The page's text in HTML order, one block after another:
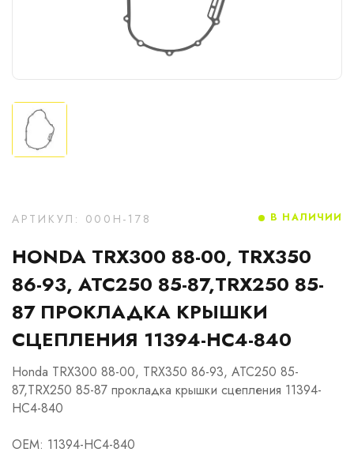
АРТИКУЛ: 000H-178
HONDA TRX300 88-00, TRX350
86-93, ATC250 85-87,TRX250 85-
87 ПРОКЛАДКА КРЫШКИ
СЦЕПЛЕНИЯ 11394-HC4-840
Honda TRX300 88-00, TRX350 86-93, ATC250 85-
87,TRX250 85-87 прокладка крышки сцепления 11394-
HC4-840
OEM: 11394-HC4-840
В НАЛИЧИИ